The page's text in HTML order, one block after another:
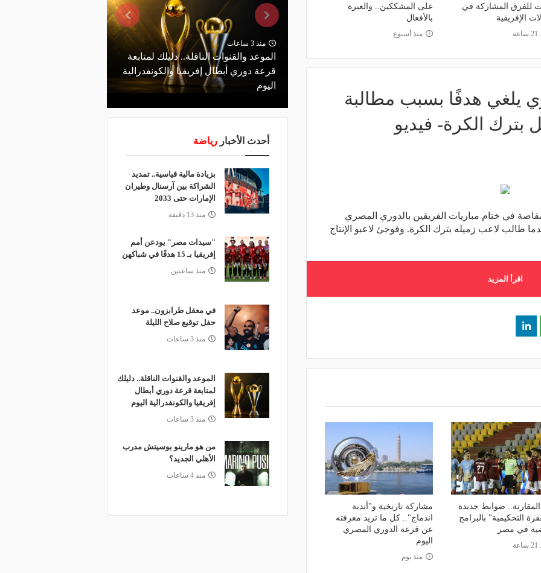
للفرق المشاركة في
الإفريقية
على المشككين.. والعبرة
بالأفعال
منذ أسبوع
يلغي هدفًا بسبب مطالبة
بترك الكرة- فيديو
في ختام مباريات الفريقين بالدوري المصري
طالب لاعب زميله بترك الكرة. وفوجئ لاعبو الإنتاج
اقرأ المزيد
ضوابط جديدة
التحكيمية" بالبرامج
في مصر
مشاركة تاريخية و"أندية
اندماج".. كل ما تريد معرفته
عن قرعة الدوري المصري
اليوم
منذ يوم
منذ 3 ساعات
الموعد والقنوات الناقلة.. دليلك لمتابعة
قرعة دوري أبطال إفريقيا والكونفدرالية
اليوم
مالك نادي الخلود: صلاح انتقل للدوري
المناسب.. الدوري السعودي ليس مكانًا
كل ما
المصري
أحدث الأخبار رياضة
بزيادة مالية قياسية.. تمديد
الشراكة بين آرسنال وطيران
الإمارات حتى 2033
منذ 13 دقيقة
"سيدات مصر" يودعن أمم
إفريقيا بـ 15 هدفًا في شباكهن
منذ ساعتين
في معقل طرابزون.. موعد
حفل توقيع صلاح الليلة
منذ 3 ساعات
الموعد والقنوات الناقلة.. دليلك
لمتابعة قرعة دوري أبطال
إفريقيا والكونفدرالية اليوم
منذ 3 ساعات
من هو مارينو بوسيتش مدرب
الأهلي الجديد؟
منذ 4 ساعات